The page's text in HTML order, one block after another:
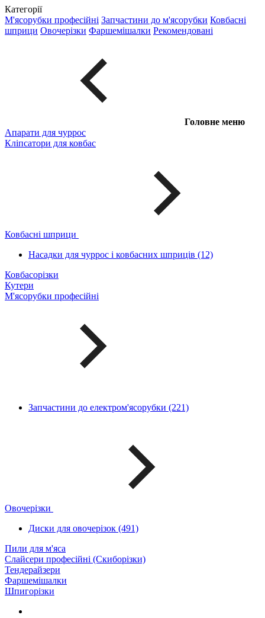
Категорії
М'ясорубки професійні Запчастини до м'ясорубки Ковбасні
шприци Овочерізки Фаршемішалки Рекомендовані
Головне меню
Апарати для чуррос
Кліпсатори для ковбас
Ковбасні шприци
Насадки для чуррос і ковбасних шприців (12)
Ковбасорізки
Кутери
М'ясорубки професійні
Запчастини до електром'ясорубки (221)
Овочерізки
Диски для овочерізок (491)
Пили для м'яса
Слайсери професійні (Скиборізки)
Тендерайзери
Фаршемішалки
Шпигорізки